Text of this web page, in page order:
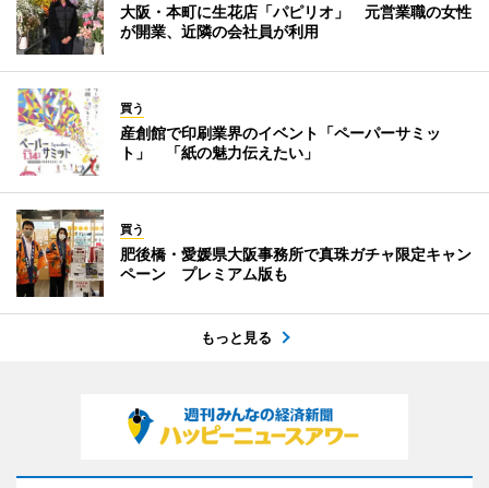
大阪・本町に生花店「パピリオ」 元営業職の女性
が開業、近隣の会社員が利用
買う
産創館で印刷業界のイベント「ペーパーサミッ
ト」 「紙の魅力伝えたい」
買う
肥後橋・愛媛県大阪事務所で真珠ガチャ限定キャン
ペーン プレミアム版も
もっと見る